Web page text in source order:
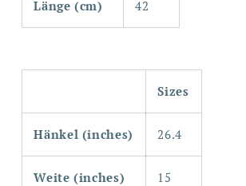
Länge (cm) 42
Sizes
Hänkel (inches) 26.4
Weite (inches) 15